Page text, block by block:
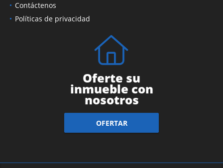
Contáctenos
Políticas de privacidad
Oferte su
inmueble con
nosotros
OFERTAR